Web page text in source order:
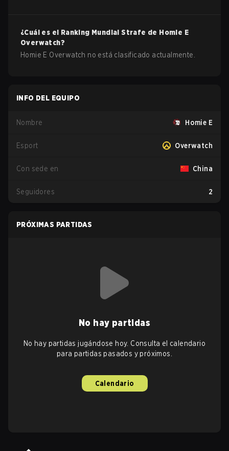
¿Cuál es el Ranking Mundial Strafe de Homie E
Overwatch?
Homie E Overwatch no está clasificado actualmente.
INFO DEL EQUIPO
Nombre Homie E
Esport Overwatch
Con sede en China
Seguidores 2
PRÓXIMAS PARTIDAS
No hay partidas
No hay partidas jugándose hoy. Consulta el calendario
para partidas pasados y próximos.
Calendario